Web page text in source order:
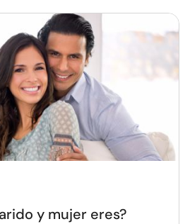
y mujer eres?